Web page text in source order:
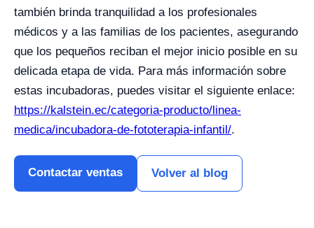
también brinda tranquilidad a los profesionales
médicos y a las familias de los pacientes, asegurando
que los pequeños reciban el mejor inicio posible en su
delicada etapa de vida. Para más información sobre
estas incubadoras, puedes visitar el siguiente enlace:
https://kalstein.ec/categoria-producto/linea-
medica/incubadora-de-fototerapia-infantil/.
Contactar ventas Volver al blog